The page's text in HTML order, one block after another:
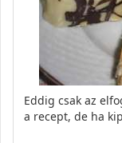
Eddig csak az
a recept, de ha